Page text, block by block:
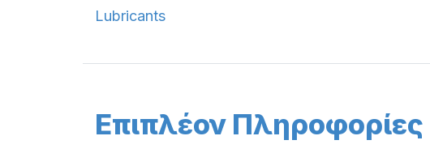
Lubricants
Επιπλέον Πληροφορίες